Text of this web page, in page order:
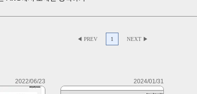
◀ PREV 1 NEXT ▶
2022/06/23 2024/01/31